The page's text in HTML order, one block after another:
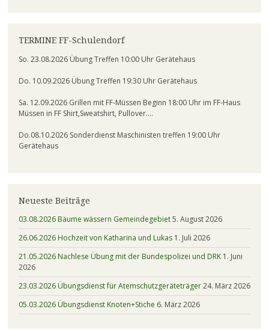
TERMINE FF-Schulendorf
So. 23.08.2026 Übung Treffen 10:00 Uhr Gerätehaus
Do. 10.09.2026 Übung Treffen 19:30 Uhr Gerätehaus
Sa. 12.09.2026 Grillen mit FF-Müssen Beginn 18:00 Uhr im FF-Haus
Müssen in FF Shirt,Sweatshirt, Pullover….
Do.08.10.2026 Sonderdienst Maschinisten treffen 19:00 Uhr
Gerätehaus
Neueste Beiträge
03.08.2026 Bäume wässern Gemeindegebiet5. August 2026
26.06.2026 Hochzeit von Katharina und Lukas 1. Juli 2026
21.05.2026 Nachlese Übung mit der Bundespolizei und DRK 1. Juni
2026
23.03.2026 Übungsdienst für Atemschutzgeräteträger24. März 2026
05.03.2026 Übungsdienst Knoten+Stiche 6. März 2026